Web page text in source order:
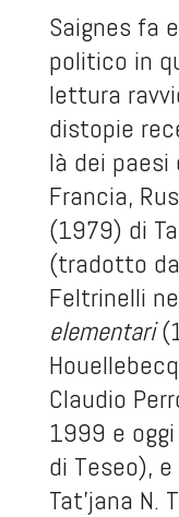
Saignes fa
politico in
lettura
distopie
là dei paesi
Francia,
(1979) di
(tradotto
Feltrinelli
elementari
Claudio
1999 e
di Teseo), e
Tat’jana